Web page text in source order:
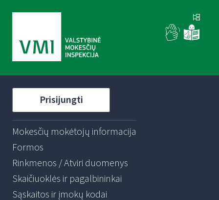
Prisijungti
Mokesčių mokėtojų informacija
Formos
Rinkmenos / Atviri duomenys
Skaičiuoklės ir pagalbininkai
Sąskaitos ir įmokų kodai